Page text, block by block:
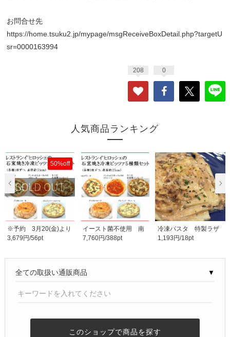
お問合せ先
https://home.tsuku2.jp/mypage/msgReceiveBoxDetail.php?targetU
sr=0000163994
208 0
人気商品ランキング
50%off
※予約 3月20(金)より
順次発送 半額セー..
3,679円/56pt
イースト菌不使用 南
魚沼産玄米粉冷凍ピ..
7,760円/388pt
冷凍パスタ 特製ラザ
ニア １人前
1,193円/18pt
▼
このショップで商品を探す